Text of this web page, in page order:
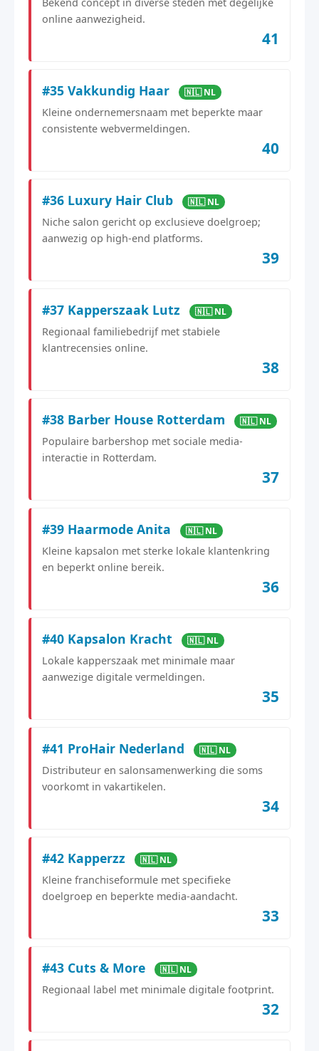
online aanwezigheid.
41
#35 Vakkundig Haar 🇳🇱 NL
Kleine ondernemersnaam met beperkte maar
consistente webvermeldingen.
40
#36 Luxury Hair Club 🇳🇱 NL
Niche salon gericht op exclusieve doelgroep;
aanwezig op high-end platforms.
39
#37 Kapperszaak Lutz 🇳🇱 NL
Regionaal familiebedrijf met stabiele
klantrecensies online.
38
#38 Barber House Rotterdam 🇳🇱 NL
Populaire barbershop met sociale media-
interactie in Rotterdam.
37
#39 Haarmode Anita 🇳🇱 NL
Kleine kapsalon met sterke lokale klantenkring
en beperkt online bereik.
36
#40 Kapsalon Kracht 🇳🇱 NL
Lokale kapperszaak met minimale maar
aanwezige digitale vermeldingen.
35
#41 ProHair Nederland 🇳🇱 NL
Distributeur en salonsamenwerking die soms
voorkomt in vakartikelen.
34
#42 Kapperzz 🇳🇱 NL
Kleine franchiseformule met specifieke
doelgroep en beperkte media-aandacht.
33
#43 Cuts & More 🇳🇱 NL
Regionaal label met minimale digitale footprint.
32